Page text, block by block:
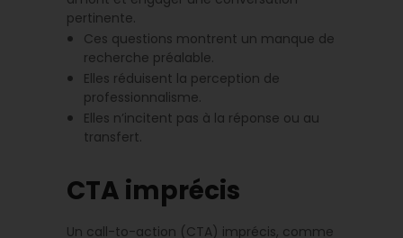
pertinente.
Ces questions montrent un manque de
recherche préalable.
Elles réduisent la perception de
professionnalisme.
Elles n’incitent pas à la réponse ou au
transfert.
CTA imprécis
Un call-to-action (CTA) imprécis, comme